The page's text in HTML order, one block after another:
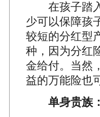
在孩子踏入
少可以保障孩
较短的分红型
种，因为分红
金给付。当然
益的万能险也
单身贵族